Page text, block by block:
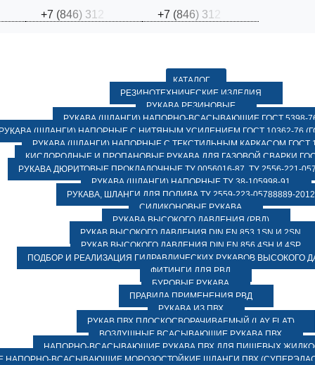
+7 (846) 31 +7 (846) 31
КАТАЛОГ
РЕЗИНОТЕХНИЧЕСКИЕ ИЗДЕЛИЯ
РУКАВА РЕЗИНОВЫЕ
РУКАВА (ШЛАНГИ) НАПОРНО-ВСАСЫВАЮЩИЕ ГОСТ 5398-
(ШЛАНГИ) НАПОРНЫЕ С НИТЯНЫМ УСИЛЕНИЕМ ГОСТ 10362-76
РУКАВА (ШЛАНГИ) НАПОРНЫЕ С ТЕКСТИЛЬНЫМ КАРКАСОМ ГОСТ
КИСЛОРОДНЫЕ И ПРОПАНОВЫЕ РУКАВА ДЛЯ ГАЗОВОЙ СВАРКИ
РУКАВА ДЮРИТОВЫЕ ПРОКЛАДОЧНЫЕ ТУ 0056016-87, ТУ 2556-221-
РУКАВА (ШЛАНГИ) НАПОРНЫЕ ТУ 38-105998-91
РУКАВА, ШЛАНГИ ДЛЯ ПОЛИВА ТУ 2559-223-05788889-2012
СИЛИКОНОВЫЕ РУКАВА
РУКАВА ВЫСОКОГО ДАВЛЕНИЯ (РВД)
РУКАВ ВЫСОКОГО ДАВЛЕНИЯ DIN EN 853 1SN И 2SN
РУКАВ ВЫСОКОГО ДАВЛЕНИЯ DIN EN 856 4SH И 4SP
ПОДБОР И РЕАЛИЗАЦИЯ ГИДРАВЛИЧЕСКИХ РУКАВОВ ВЫСОКОГО
ФИТИНГИ ДЛЯ РВД
БУРОВЫЕ РУКАВА
ПРАВИЛА ПРИМЕНЕНИЯ РВД
РУКАВА ИЗ ПВХ
РУКАВ ПВХ ПЛОСКОСВОРАЧИВАЕМЫЙ (LAY FLAT)
ВОЗДУШНЫЕ ВСАСЫВАЮЩИЕ РУКАВА ПВХ
НАПОРНО-ВСАСЫВАЮЩИЕ РУКАВА ПВХ ДЛЯ ПИЩЕВЫХ
НАПОРНО-ВСАСЫВАЮЩИЕ МОРОЗОСТОЙКИЕ ШЛАНГИ ПВХ